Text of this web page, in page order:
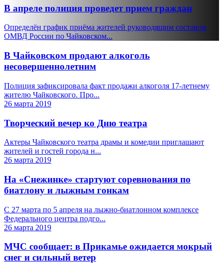
В апреле полиция проведет прием граждан
Определён график приёма жителей руководящим составом
ОМВД России по Чайковском...
В Чайковском продают алкоголь
несовершеннолетним
Полиция зафиксировала факт продажи алкоголя 17-летнему
жителю Чайковского. Про...
26 марта 2019
Творческий вечер ко Дню театра
Актеры Чайковского театра драмы и комедии приглашают
жителей и гостей города н...
26 марта 2019
На «Снежинке» стартуют соревнования по
биатлону и лыжным гонкам
С 27 марта по 5 апреля на лыжно-биатлонном комплексе
Федерального центра подго...
26 марта 2019
МЧС сообщает: в Прикамье ожидается мокрый
снег и сильный ветер